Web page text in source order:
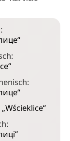
“
“
“
„Wścieklice“
“